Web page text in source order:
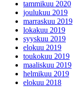
tammikuu 2020
joulukuu 2019
marraskuu 2019
lokakuu 2019
syyskuu 2019
elokuu 2019
toukokuu 2019
maaliskuu 2019
helmikuu 2019
elokuu 2018